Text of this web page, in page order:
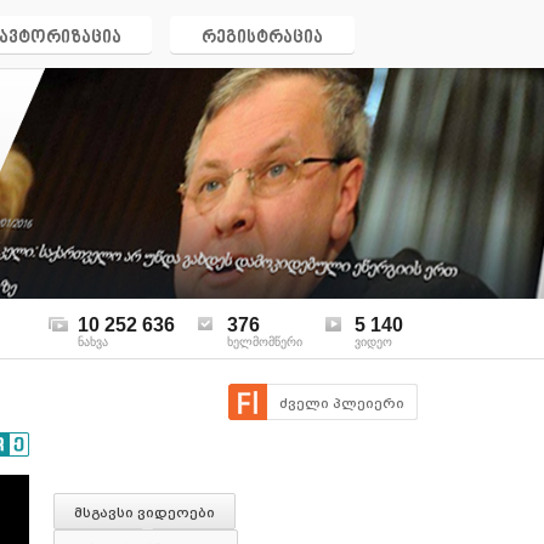
ავტორიზაცია რეგისტრაცია
10 252 636
ნახვა
376
ხელმომწერი
5 140
ვიდეო
ძველი პლეიერი
მსგავსი ვიდეოები